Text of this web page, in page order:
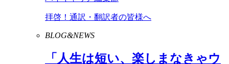
拝啓！通訳・翻訳者の皆様へ
BLOG&NEWS
「人生は短い、楽しまなきゃウ